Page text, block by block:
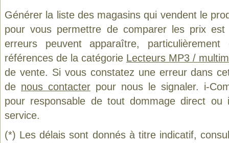
Générer la liste des magasins qui vendent le
pour vous permettre de comparer les prix
erreurs peuvent apparaître,
références de la catégorie Lecteurs MP3 /
de vente. Si vous constatez une erreur dans
de nous contacter pour nous le signaler. i-
pour responsable de tout dommage direct
service.
(*) Les délais sont donnés à titre indicatif,